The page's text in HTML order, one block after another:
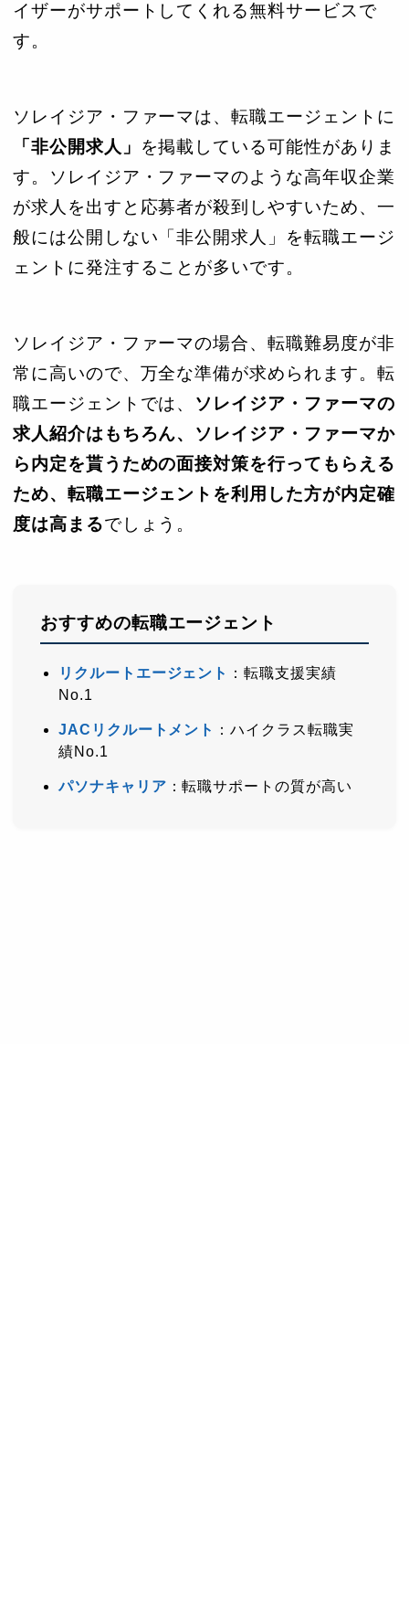
イザーがサポートしてくれる無料サービスで
す。
ソレイジア・ファーマは、転職エージェントに
「非公開求人」
を掲載している可能性がありま
す。ソレイジア・ファーマのような高年収企業
が求人を出すと応募者が殺到しやすいため、一
般には公開しない「非公開求人」を転職エージ
ェントに発注することが多いです。
ソレイジア・ファーマの場合、転職難易度が非
常に高いので、万全な準備が求められます。転
職エージェントでは、 ソレイジア・ファーマの
求人紹介はもちろん、ソレイジア・ファーマか
ら内定を貰うための面接対策を行ってもらえる
ため、転職エージェントを利用した方が内定確
度は高まるでしょう。
おすすめの転職エージェント
リクルートエージェント
：転職支援実績
No.1
JACリクルートメント
：ハイクラス転職実
績No.1
パソナキャリア ：転職サポートの質が高い